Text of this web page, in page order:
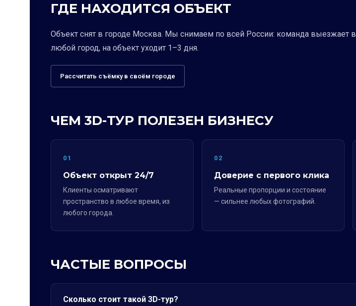
ГДЕ НАХОДИТСЯ ОБЪЕКТ
Объект снят в городе Москва. Мы снимаем по всей России: команда выезжает в
любой город, на объект уходит 1–3 дня.
Рассчитать съёмку в своём городе
ЧЕМ 3D-ТУР ПОЛЕЗЕН БИЗНЕСУ
01
Объект открыт 24/7
Клиенты осматривают
пространство в любое время, из
любого города.
02
Доверие с первого клика
Реальные пропорции и состояние
— сильнее любых фотографий.
ЧАСТЫЕ ВОПРОСЫ
Сколько стоит такой 3D-тур?